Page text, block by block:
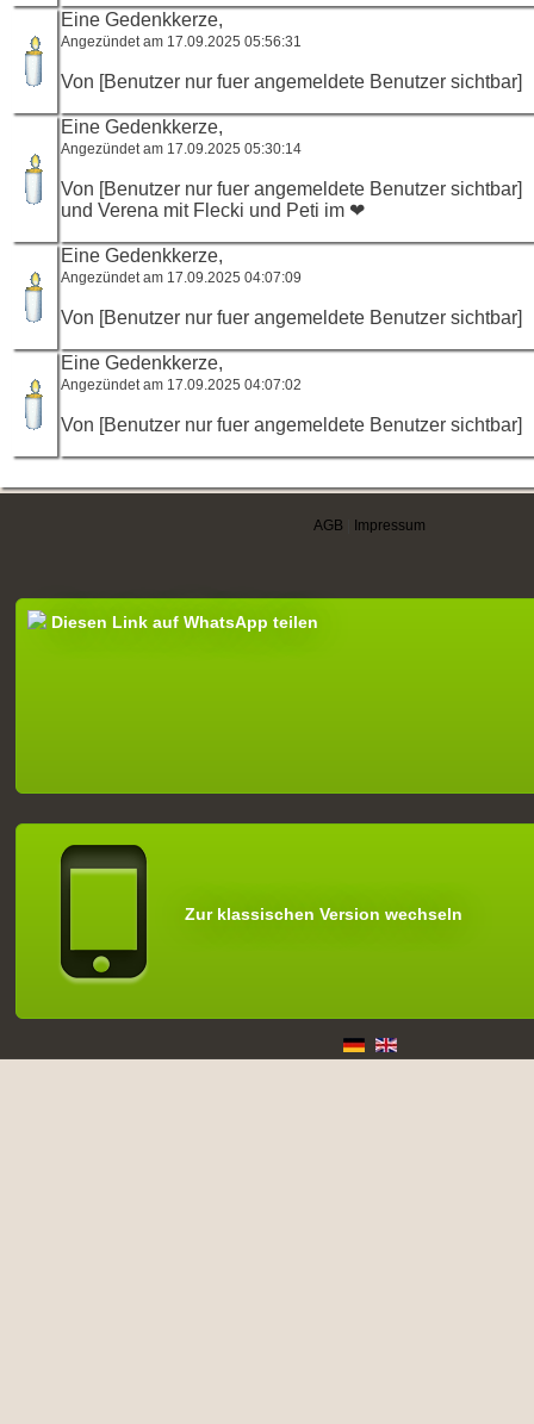
Eine Gedenkkerze,
Angezündet am 17.09.2025 05:56:31
Von [Benutzer nur fuer angemeldete Benutzer sichtbar]
Eine Gedenkkerze,
Angezündet am 17.09.2025 05:30:14
Von [Benutzer nur fuer angemeldete Benutzer sichtbar]
und Verena mit Flecki und Peti im ❤
Eine Gedenkkerze,
Angezündet am 17.09.2025 04:07:09
Von [Benutzer nur fuer angemeldete Benutzer sichtbar]
Eine Gedenkkerze,
Angezündet am 17.09.2025 04:07:02
Von [Benutzer nur fuer angemeldete Benutzer sichtbar]
AGB Impressum
Diesen Link auf WhatsApp teilen
Zur klassischen Version wechseln